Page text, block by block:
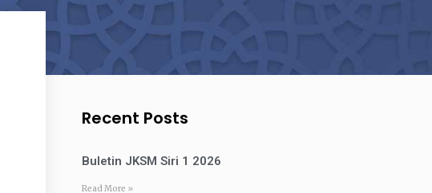
Recent Posts
Buletin JKSM Siri 1 2026
Read More »